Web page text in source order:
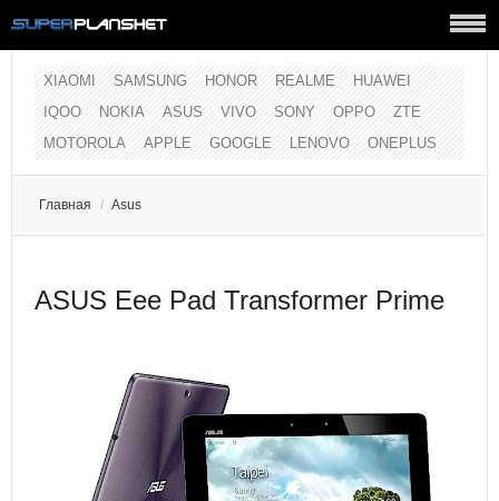
XIAOMI SAMSUNG HONOR REALME
HUAWEI
IQOO
NOKIA ASUS VIVO SONY OPPO
ZTE
MOTOROLA
APPLE GOOGLE LENOVO ONEPLUS
Главная / Asus
ASUS Eee Pad Transformer Prime